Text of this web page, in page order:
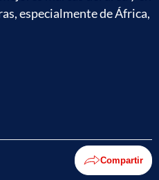
especialmente de África,
Compartir